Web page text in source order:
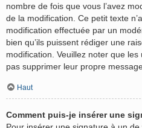
nombre de fois que vous l’avez
de la modification. Ce petit texte
modification effectuée par un
bien qu’ils puissent rédiger une
modification. Veuillez noter que
pas supprimer leur propre
Haut
Comment puis-je insérer une